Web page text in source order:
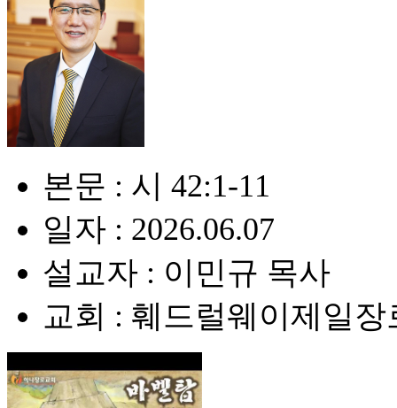
본문 : 시 42:1-11
일자 : 2026.06.07
설교자 : 이민규 목사
교회 : 훼드럴웨이제일장